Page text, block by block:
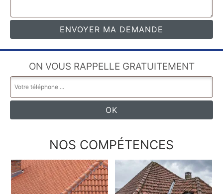
ON VOUS RAPPELLE GRATUITEMENT
NOS COMPÉTENCES